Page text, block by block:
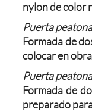
nylon de color
Puerta
Formada de
colocar en
Puerta
Formada de
preparado